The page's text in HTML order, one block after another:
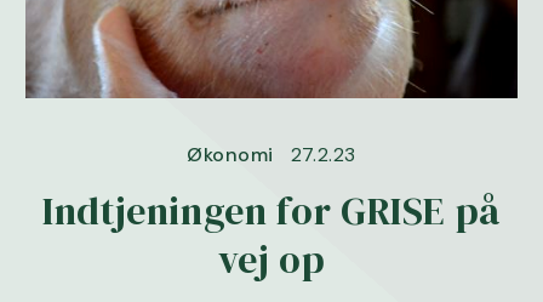
Økonomi 27.2.23
Indtjeningen for GRISE på
vej op